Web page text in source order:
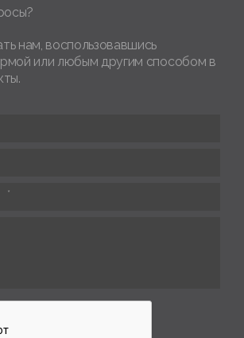
нам, воспользовавшись
или любым другим способом в